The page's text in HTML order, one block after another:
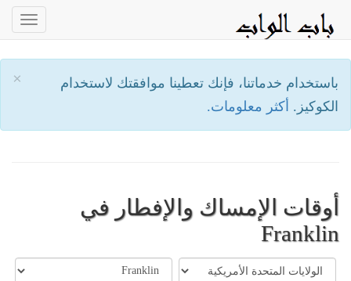
×
باستخدام خدماتنا، فإنك تعطينا موافقتك لاستخدام
الكوكيز. أكثر معلومات.
أوقات الإمساك والإفطار في
Franklin